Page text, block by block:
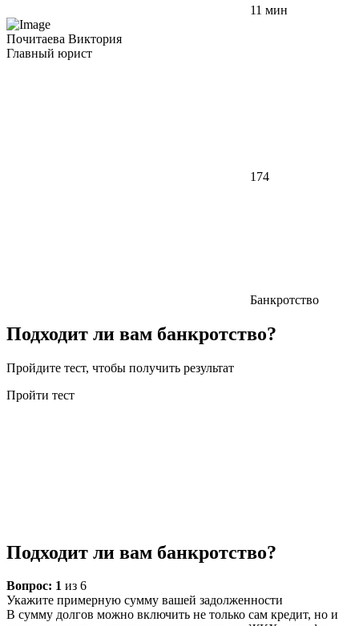
11 мин
Почитаева Виктория
Главный юрист
174
Банкротство
Подходит ли вам банкротство?
Пройдите тест, чтобы получить результат
Пройти тест
Подходит ли вам банкротство?
Вопрос: 1 из 6
Укажите примерную сумму вашей задолженности
В сумму долгов можно включить не только сам кредит, но и